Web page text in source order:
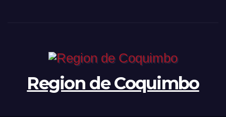
Region de Coquimbo